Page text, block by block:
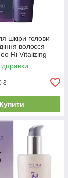
шкіри голови
волосся
Ri Vitalizing
Hair-Loss 145
₴
Купити